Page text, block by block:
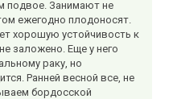
подвое. Занимают не
ежегодно плодоносят.
хорошую устойчивость к
заложено. Еще у него
раку, но
Ранней весной все, не
бордосской